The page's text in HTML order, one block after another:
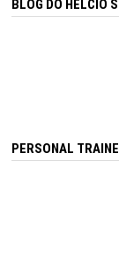
BLOG DO HÉLCIO
PERSONAL